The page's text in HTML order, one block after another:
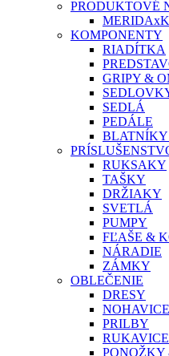
PRODUKTOVÉ
KOMPONENTY
RIADÍTKA
GRIPY &
SEDLÁ
PEDÁLE
BLATNÍKY
RUKSAKY
TAŠKY
DRŽIAKY
SVETLÁ
PUMPY
FĽAŠE &
NÁRADIE
ZÁMKY
OBLEČENIE
DRESY
NOHAVICE
PRILBY
RUKAVICE